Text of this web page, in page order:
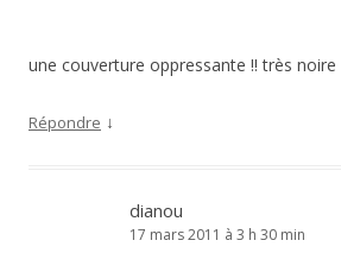
une couverture oppressante !! très noire
Répondre ↓
dianou
17 mars 2011 à 3 h 30 min